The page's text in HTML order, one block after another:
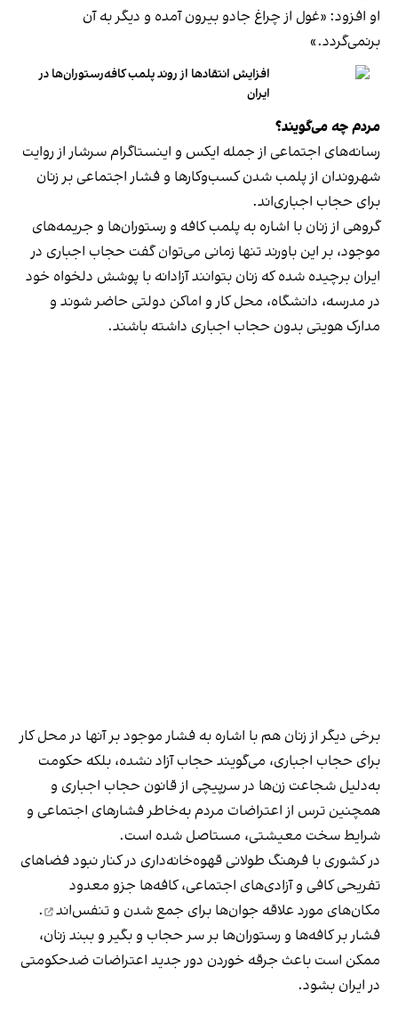
او افزود: «غول از چراغ جادو بیرون آمده و دیگر به آن
برنمی‎‌گردد.»
افزایش انتقادها از روند پلمب کافه‌رستوران‌ها در
ایران
مردم چه می‌گویند؟
رسانه‎‌های اجتماعی از جمله ایکس و اینستاگرام سرشار از روایت
شهروندان از پلمب شدن کسب‌وکارها و فشار اجتماعی بر زنان
برای حجاب اجباری‌اند.
گروهی از زنان با اشاره به پلمب کافه و رستوران‌ها و جریمه‌های
موجود، بر این باورند تنها زمانی می‌توان گفت حجاب اجباری در
ایران برچیده شده که زنان بتوانند آزادانه با پوشش دلخواه خود
در مدرسه، دانشگاه، محل کار و اماکن دولتی حاضر شوند و
مدارک هویتی بدون حجاب اجباری داشته باشند.
برخی دیگر از زنان هم با اشاره به فشار موجود بر آنها در محل کار
برای حجاب اجباری، می‌گویند حجاب آزاد نشده، بلکه حکومت
به‌دلیل شجاعت زن‌ها در سرپیچی از قانون حجاب اجباری و
همچنین ترس از اعتراضات مردم به‌خاطر فشارهای اجتماعی و
شرایط سخت معیشتی، مستاصل شده است.
در کشوری با فرهنگ طولانی قهوه‌‌خانه‌داری در کنار نبود فضاهای
تفریحی کافی و آزادی‌های اجتماعی، کافه‌ها جزو معدود
مکان‌های مورد علاقه جوان‌ها برای جمع شدن و تنفس‌اند
.
فشار بر کافه‌ها و رستوران‌ها بر سر حجاب و بگیر و ببند زنان،
ممکن است باعث جرقه خوردن دور جدید اعتراضات ضدحکومتی
در ایران بشود.